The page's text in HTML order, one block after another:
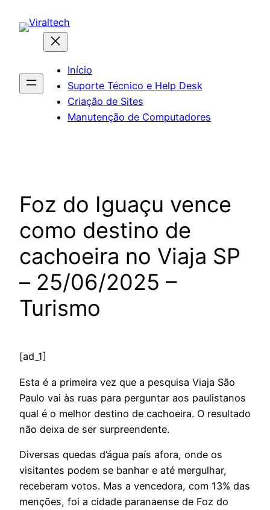
para
Início
Suporte Técnico e Help Desk
Criação de Sites
Manutenção de Computadores
Foz do Iguaçu vence
como destino de
cachoeira no Viaja SP
– 25/06/2025 –
Turismo
[ad_1]
Esta é a primeira vez que a pesquisa Viaja São
Paulo vai às ruas para perguntar aos paulistanos
qual é o melhor destino de cachoeira. O resultado
não deixa de ser surpreendente.
Diversas quedas d’água país afora, onde os
visitantes podem se banhar e até mergulhar,
receberam votos. Mas a vencedora, com 13% das
menções, foi a cidade paranaense de Foz do